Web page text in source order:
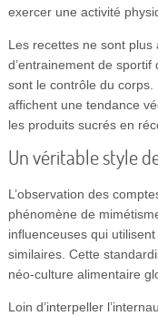
exercer une activité
Les recettes ne sont
d’entrainement de
sont le contrôle du
affichent une tendance
les produits sucrés en
Un véritable style
L’observation des
phénomène de
influenceuses qui
similaires. Cette
néo-culture alimentaire
Loin d’interpeller